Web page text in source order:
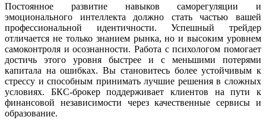
Постоянное развитие навыков саморегуляции и
эмоционального интеллекта должно стать частью вашей
профессиональной идентичности. Успешный трейдер
отличается не только знанием рынка, но и высоким уровнем
самоконтроля и осознанности. Работа с психологом помогает
достичь этого уровня быстрее и с меньшими потерями
капитала на ошибках. Вы становитесь более устойчивым к
стрессу и способным принимать лучшие решения в сложных
условиях. БКС-брокер поддерживает клиентов на пути к
финансовой независимости через качественные сервисы и
образование.